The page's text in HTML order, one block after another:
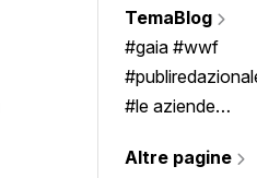
TemaBlog
#gaia #wwf
#le aziende
Altre pagine